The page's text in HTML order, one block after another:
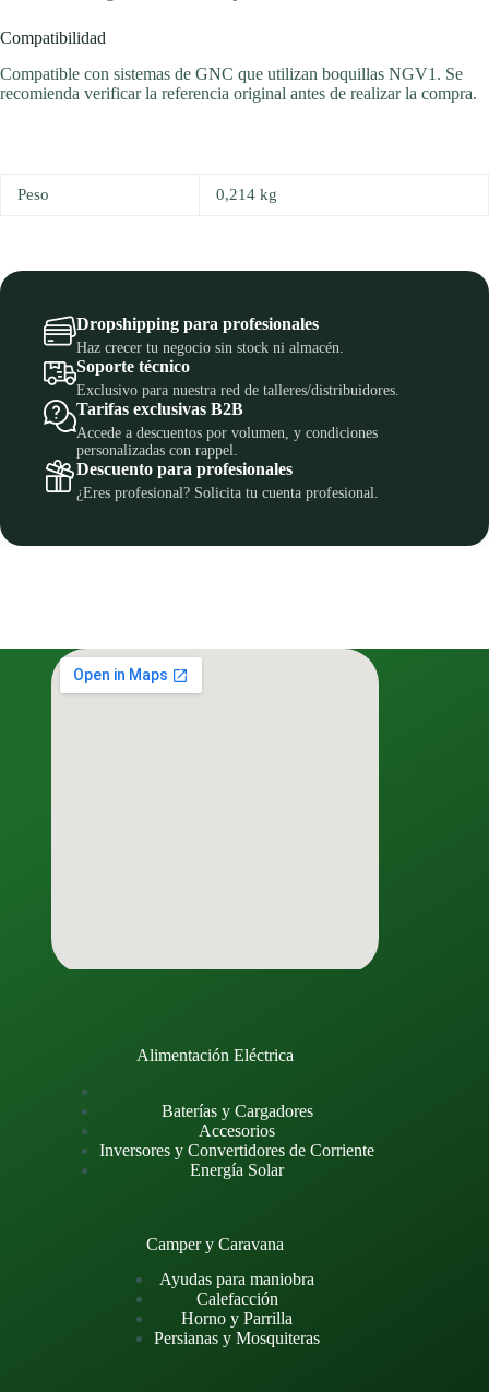
Compatibilidad
Compatible con sistemas de GNC que utilizan boquillas NGV1. Se
recomienda verificar la referencia original antes de realizar la compra.
Peso 0,214 kg
Dropshipping para profesionales
Haz crecer tu negocio sin stock ni almacén.
Soporte técnico
Exclusivo para nuestra red de talleres/distribuidores.
Tarifas exclusivas B2B
Accede a descuentos por volumen, y condiciones
personalizadas con rappel.
Descuento para profesionales
¿Eres profesional? Solicita tu cuenta profesional.
Alimentación Eléctrica
Baterías y Cargadores
Accesorios
Inversores y Convertidores de Corriente
Energía Solar
Camper y Caravana
Ayudas para maniobra
Calefacción
Horno y Parrilla
Persianas y Mosquiteras